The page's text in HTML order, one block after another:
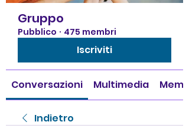
Gruppo
Pubblico · 475 membri
Iscriviti
Conversazioni Multimedia
Indietro